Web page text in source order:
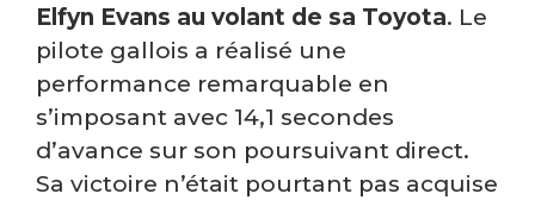
Elfyn Evans au volant de sa Toyota. Le
pilote gallois a réalisé une
performance remarquable en
s’imposant avec 14,1 secondes
d’avance sur son poursuivant direct.
Sa victoire n’était pourtant pas acquise